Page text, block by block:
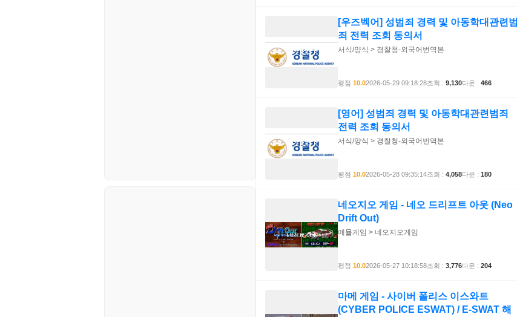
[우즈벡어] 성범죄 경력 및 아동학대관련범
죄 전력 조회 동의서
서식/양식 > 경찰청-외국어번역본
평점 10.02026-05-29 09:18:28조회 : 9,130다운 : 466
[영어] 성범죄 경력 및 아동학대관련범죄
전력 조회 동의서
서식/양식 > 경찰청-외국어번역본
평점 10.02026-05-28 09:35:14조회 : 4,058다운 : 180
네오지오 게임 - 네오 드리프트 아웃 (Neo
Drift Out)
에뮬게임 > 네오지오게임
평점 10.02026-05-27 10:18:58조회 : 3,776다운 : 204
마메 게임 - 사이버 폴리스 이스와트
(CYBER POLICE ESWAT) / E-SWAT 해